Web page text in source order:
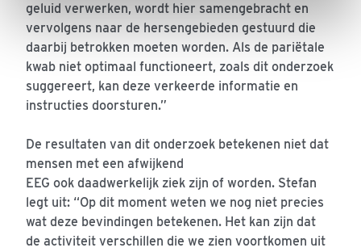
geluid verwerken, wordt hier samengebracht en
vervolgens naar de hersengebieden gestuurd die
daarbij betrokken moeten worden. Als de pariëtale
kwab niet optimaal functioneert, zoals dit onderzoek
suggereert, kan deze verkeerde informatie en
instructies doorsturen.”
De resultaten van dit onderzoek betekenen niet dat
mensen met een afwijkend
EEG ook daadwerkelijk ziek zijn of worden. Stefan
legt uit: “Op dit moment weten we nog niet precies
wat deze bevindingen betekenen. Het kan zijn dat
de activiteit verschillen die we zien voortkomen uit